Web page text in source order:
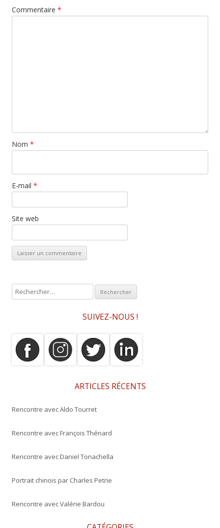
Commentaire *
Nom *
E-mail *
Site web
e
SUIVEZ-NOUS !
ARTICLES RÉCENTS
Rencontre avec Aldo Tourret
Rencontre avec François Thénard
Rencontre avec Daniel Tonachella
Portrait chinois par Charles Petrie
Rencontre avec Valérie Bardou